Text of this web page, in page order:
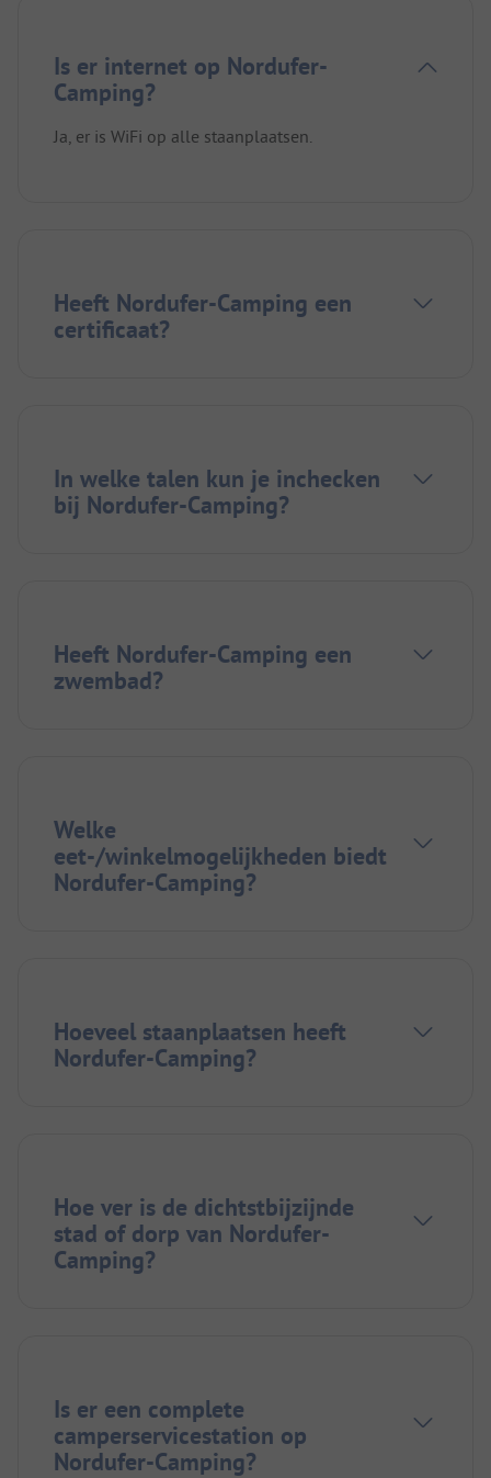
Is er internet op Nordufer-
Camping?
Ja, er is WiFi op alle staanplaatsen.
Heeft Nordufer-Camping een
certificaat?
In welke talen kun je inchecken
bij Nordufer-Camping?
Heeft Nordufer-Camping een
zwembad?
Welke
eet-/winkelmogelijkheden biedt
Nordufer-Camping?
Hoeveel staanplaatsen heeft
Nordufer-Camping?
Hoe ver is de dichtstbijzijnde
stad of dorp van Nordufer-
Camping?
Is er een complete
camperservicestation op
Nordufer-Camping?